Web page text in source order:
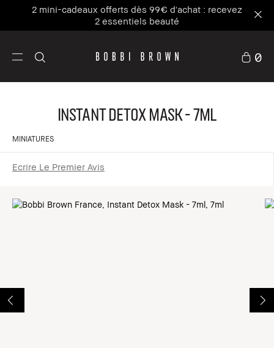
2 mini-cadeaux offerts dès 99€ d'achat : recevez
2 essentiels beauté
0
Instant Detox Mask - 7ml
MINIATURES
Ecrire Le Premier Avis